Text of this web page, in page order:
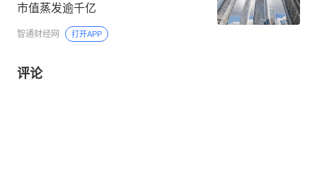
市值蒸发逾千亿
智通财经网 打开APP
评论